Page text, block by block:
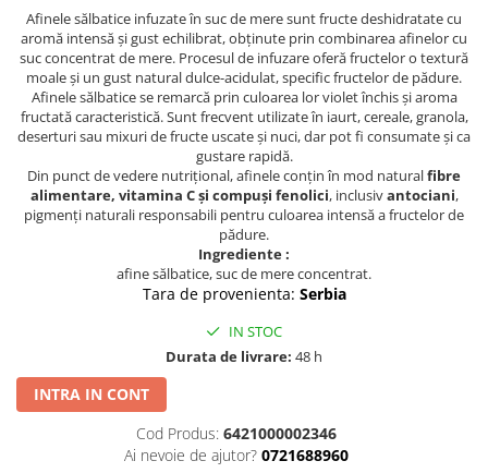
COSMETICE
REMEDII NATURISTE
TOATE PRODUSELE
Afinele sălbatice infuzate în suc de mere sunt fructe deshidratate cu
aromă intensă și gust echilibrat, obținute prin combinarea afinelor cu
suc concentrat de mere. Procesul de infuzare oferă fructelor o textură
moale și un gust natural dulce-acidulat, specific fructelor de pădure.
Afinele sălbatice se remarcă prin culoarea lor violet închis și aroma
fructată caracteristică. Sunt frecvent utilizate în iaurt, cereale, granola,
deserturi sau mixuri de fructe uscate și nuci, dar pot fi consumate și ca
gustare rapidă.
Din punct de vedere nutrițional, afinele conțin în mod naturalfibre
alimentare, vitamina C și compuși fenolici, inclusivantociani,
pigmenți naturali responsabili pentru culoarea intensă a fructelor de
pădure.
Ingrediente :
afine sălbatice, suc de mere concentrat.
Tara de provenienta: Serbia
IN STOC
Durata de livrare: 48 h
INTRA IN CONT
Cod Produs: 6421000002346
Ai nevoie de ajutor? 0721688960